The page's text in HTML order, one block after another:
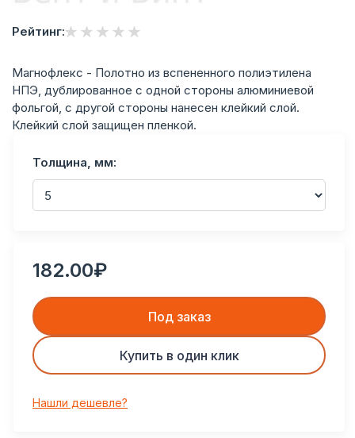
Рейтинг:
Магнофлекс - Полотно из вспененного полиэтилена
НПЭ, дублированное с одной стороны алюминиевой
фольгой, с другой стороны нанесен клейкий слой.
Клейкий слой защищен пленкой.
Толщина, мм:
182.00₽
Под заказ
Купить в один клик
Нашли дешевле?